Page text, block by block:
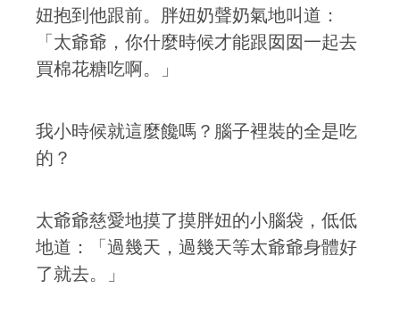
妞抱到他跟前。胖妞奶聲奶氣地叫道：
「太爺爺，你什麼時候才能跟囡囡一起去
買棉花糖吃啊。」
我小時候就這麼饞嗎？腦子裡裝的全是吃
的？
太爺爺慈愛地摸了摸胖妞的小腦袋，低低
地道：「過幾天，過幾天等太爺爺身體好
了就去。」